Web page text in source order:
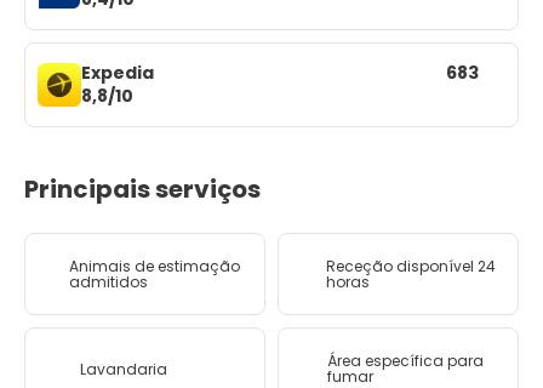
Expedia
8,8/10
683
Principais serviços
Animais de estimação
admitidos
Receção disponível 24
horas
Lavandaria Área específica para
fumar